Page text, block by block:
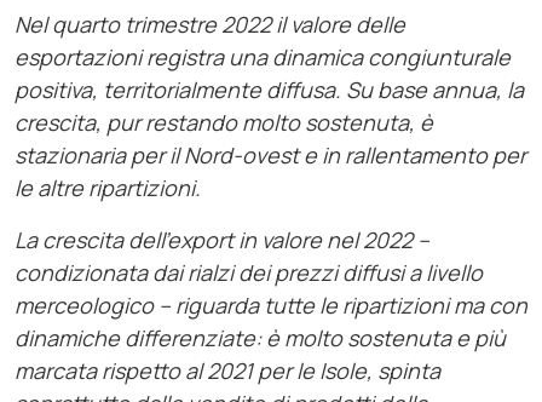
Nel quarto trimestre 2022 il valore delle
esportazioni registra una dinamica congiunturale
positiva, territorialmente diffusa. Su base annua, la
crescita, pur restando molto sostenuta, è
stazionaria per il Nord-ovest e in rallentamento per
le altre ripartizioni.
La crescita dell’export in valore nel 2022 –
condizionata dai rialzi dei prezzi diffusi a livello
merceologico – riguarda tutte le ripartizioni ma con
dinamiche differenziate: è molto sostenuta e più
marcata rispetto al 2021 per le Isole, spinta